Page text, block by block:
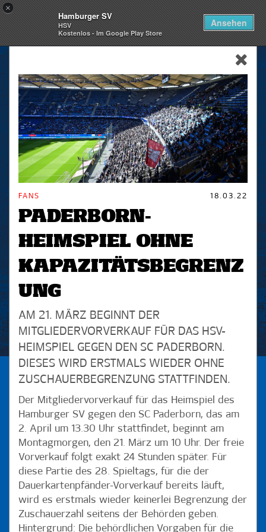
×
Hamburger SV
HSV
Kostenlos - Im Google Play Store
Ansehen
skip_navigation
FANS 18.03.22
PADERBORN-
HEIMSPIEL OHNE
KAPAZITÄTSBEGRENZ
UNG
AM 21. MÄRZ BEGINNT DER
MITGLIEDERVORVERKAUF FÜR DAS HSV-
HEIMSPIEL GEGEN DEN SC PADERBORN.
DIESES WIRD ERSTMALS WIEDER OHNE
ZUSCHAUERBEGRENZUNG STATTFINDEN.
Der Mitgliedervorverkauf für das Heimspiel des
Hamburger SV gegen den SC Paderborn, das am
2. April um 13.30 Uhr stattfindet, beginnt am
Montagmorgen, den 21. März um 10 Uhr. Der freie
Vorverkauf folgt exakt 24 Stunden später. Für
diese Partie des 28. Spieltags, für die der
Dauerkartenpfänder-Vorverkauf bereits läuft,
wird es erstmals wieder keinerlei Begrenzung der
Zuschauerzahl seitens der Behörden geben.
Hintergrund: Die behördlichen Vorgaben für die